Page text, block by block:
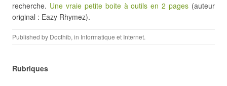
recherche. Une vraie petite boite à outils en 2 pages (auteur
original : Eazy Rhymez).
Published by Docthib, in Informatique et Internet.
Rubriques